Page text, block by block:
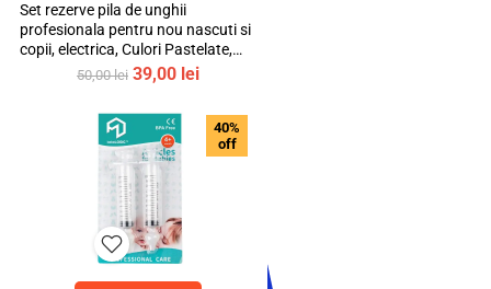
Set rezerve pila de unghii
profesionala pentru nou nascuti si
copii, electrica, Culori Pastelate,
mediLOGIC™
50,00lei Prețul
a
fost:
50,00 lei.
39,00 leiPrețul
este:
39,00 lei.
40%
off